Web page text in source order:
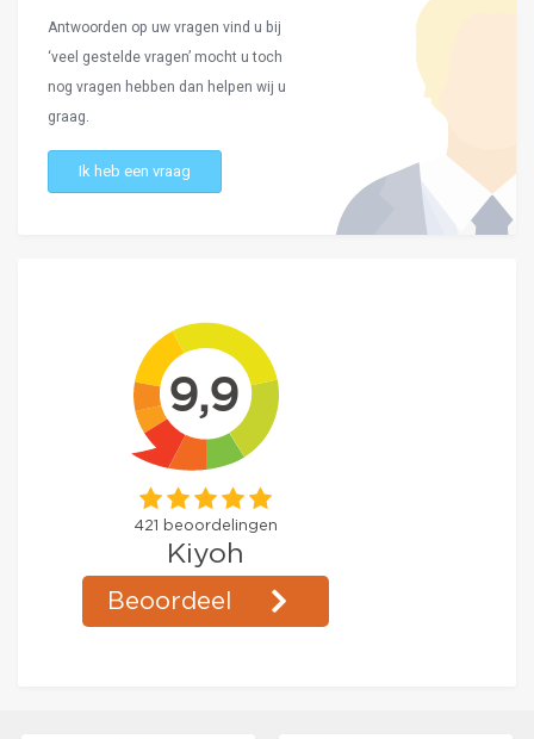
Antwoorden op uw vragen vind u bij
‘veel gestelde vragen’ mocht u toch
nog vragen hebben dan helpen wij u
graag.
Ik heb een vraag